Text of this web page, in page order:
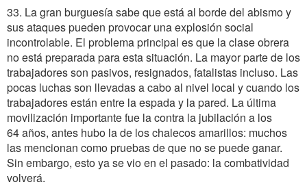
33. La gran burguesía sabe que está al borde del abismo y
sus ataques pueden provocar una explosión social
incontrolable. El problema principal es que la clase obrera
no está preparada para esta situación. La mayor parte de los
trabajadores son pasivos, resignados, fatalistas incluso. Las
pocas luchas son llevadas a cabo al nivel local y cuando los
trabajadores están entre la espada y la pared. La última
movilización importante fue la contra la jubilación a los
64 años, antes hubo la de los chalecos amarillos: muchos
las mencionan como pruebas de que no se puede ganar.
Sin embargo, esto ya se vio en el pasado: la combatividad
volverá.